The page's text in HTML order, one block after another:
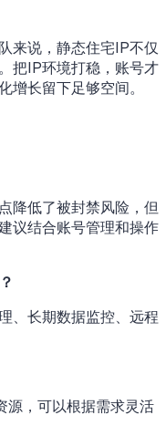
来说，静态住宅IP不仅
把IP环境打稳，账号才
增长留下足够空间。
降低了被封禁风险，但
议结合账号管理和操作
、长期数据监控、远程
源，可以根据需求灵活